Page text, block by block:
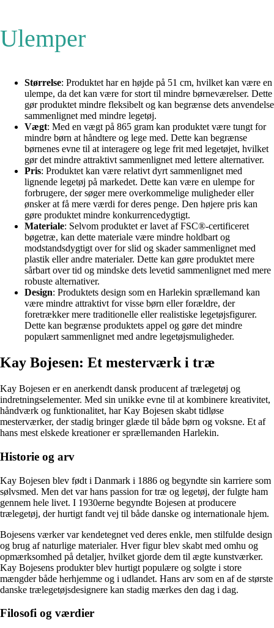
Ulemper
Størrelse: Produktet har en højde på 51 cm, hvilket kan være en
ulempe, da det kan være for stort til mindre børneværelser. Dette
gør produktet mindre fleksibelt og kan begrænse dets anvendelse
sammenlignet med mindre legetøj.
Vægt: Med en vægt på 865 gram kan produktet være tungt for
mindre børn at håndtere og lege med. Dette kan begrænse
børnenes evne til at interagere og lege frit med legetøjet, hvilket
gør det mindre attraktivt sammenlignet med lettere alternativer.
Pris: Produktet kan være relativt dyrt sammenlignet med
lignende legetøj på markedet. Dette kan være en ulempe for
forbrugere, der søger mere overkommelige muligheder eller
ønsker at få mere værdi for deres penge. Den højere pris kan
gøre produktet mindre konkurrencedygtigt.
Materiale: Selvom produktet er lavet af FSC®-certificeret
bøgetræ, kan dette materiale være mindre holdbart og
modstandsdygtigt over for slid og skader sammenlignet med
plastik eller andre materialer. Dette kan gøre produktet mere
sårbart over tid og mindske dets levetid sammenlignet med mere
robuste alternativer.
Design: Produktets design som en Harlekin sprællemand kan
være mindre attraktivt for visse børn eller forældre, der
foretrækker mere traditionelle eller realistiske legetøjsfigurer.
Dette kan begrænse produktets appel og gøre det mindre
populært sammenlignet med andre legetøjsmuligheder.
Kay Bojesen: Et mesterværk i træ
Kay Bojesen er en anerkendt dansk producent af trælegetøj og
indretningselementer. Med sin unikke evne til at kombinere kreativitet,
håndværk og funktionalitet, har Kay Bojesen skabt tidløse
mesterværker, der stadig bringer glæde til både børn og voksne. Et af
hans mest elskede kreationer er sprællemanden Harlekin.
Historie og arv
Kay Bojesen blev født i Danmark i 1886 og begyndte sin karriere som
sølvsmed. Men det var hans passion for træ og legetøj, der fulgte ham
gennem hele livet. I 1930erne begyndte Bojesen at producere
trælegetøj, der hurtigt fandt vej til både danske og internationale hjem.
Bojesens værker var kendetegnet ved deres enkle, men stilfulde design
og brug af naturlige materialer. Hver figur blev skabt med omhu og
opmærksomhed på detaljer, hvilket gjorde dem til ægte kunstværker.
Kay Bojesens produkter blev hurtigt populære og solgte i store
mængder både herhjemme og i udlandet. Hans arv som en af de største
danske trælegetøjsdesignere kan stadig mærkes den dag i dag.
Filosofi og værdier